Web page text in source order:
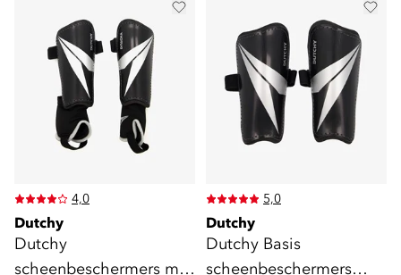
4,0
Dutchy
Dutchy
scheenbeschermers met
5,0
Dutchy
Dutchy Basis
scheenbeschermers